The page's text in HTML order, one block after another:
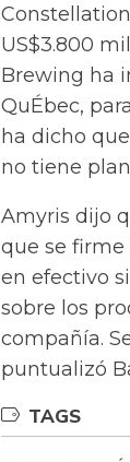
US$3.800
Brewing ha
QuÉbec,
ha dicho
no tiene
Amyris dijo
que se
en efectivo
sobre los
compañía.
puntualizó
TAGS